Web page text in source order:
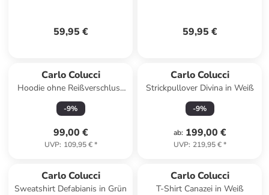
59,95 € 59,95 €
Carlo Colucci
Hoodie ohne Reißverschluss
D'Amante in Navy
-9%
99,00 €
UVP: 109,95 €*
Carlo Colucci
Strickpullover Divina in Weiß
-9%
ab: 199,00 €
UVP: 219,95 €*
Carlo Colucci
Sweatshirt Defabianis in Grün
Carlo Colucci
T-Shirt Canazei in Weiß